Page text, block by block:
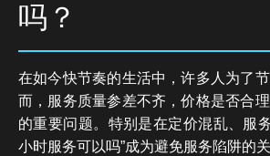
吗？
在如今快节奏的生活中，许多人为了
而，服务质量参差不齐，价格是否合
的重要问题。特别是在定价混乱、服
小时服务可以吗”成为避免服务陷阱的关